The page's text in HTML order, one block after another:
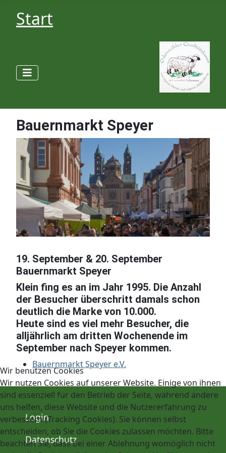
Start
Bauernmarkt Speyer
19. September & 20. September
Bauernmarkt Speyer
Klein fing es an im Jahr 1995. Die Anzahl
der Besucher überschritt damals schon
deutlich die Marke von 10.000.
Heute sind es viel mehr Besucher, die
alljährlich am dritten Wochenende im
September nach Speyer kommen.
Bauernmarkt Speyer e.V.
Login
Datenschutz
Wir benutzen Cookies
Wir nutzen Cookies auf unserer Website. Einige von ihnen
sind essenziell für den Betrieb der Seite, während andere
uns helfen, diese Website und die Nutzererfahrung zu
verbessern (Tracking Cookies). Sie können selbst
entscheiden, ob Sie die Cookies zulassen möchten. Bitte
beachten Sie, dass bei einer Ablehnung womöglich nicht